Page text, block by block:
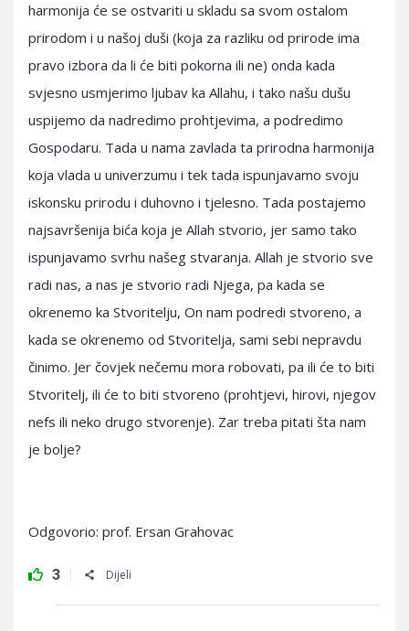
harmonija će se ostvariti u skladu sa svom ostalom
prirodom i u našoj duši (koja za razliku od prirode ima
pravo izbora da li će biti pokorna ili ne) onda kada
svjesno usmjerimo ljubav ka Allahu, i tako našu dušu
uspijemo da nadredimo prohtjevima, a podredimo
Gospodaru. Tada u nama zavlada ta prirodna harmonija
koja vlada u univerzumu i tek tada ispunjavamo svoju
iskonsku prirodu i duhovno i tjelesno. Tada postajemo
najsavršenija bića koja je Allah stvorio, jer samo tako
ispunjavamo svrhu našeg stvaranja. Allah je stvorio sve
radi nas, a nas je stvorio radi Njega, pa kada se
okrenemo ka Stvoritelju, On nam podredi stvoreno, a
kada se okrenemo od Stvoritelja, sami sebi nepravdu
činimo. Jer čovjek nečemu mora robovati, pa ili će to biti
Stvoritelj, ili će to biti stvoreno (prohtjevi, hirovi, njegov
nefs ili neko drugo stvorenje). Zar treba pitati šta nam
je bolje?
Odgovorio: prof. Ersan Grahovac
3 Dijeli